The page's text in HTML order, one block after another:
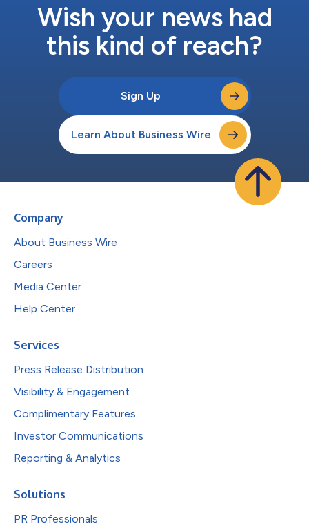
Wish your news had
this kind of reach?
Sign Up
Learn About Business Wire
Company
About Business Wire
Careers
Media Center
Help Center
Services
Press Release Distribution
Visibility & Engagement
Complimentary Features
Investor Communications
Reporting & Analytics
Solutions
PR Professionals